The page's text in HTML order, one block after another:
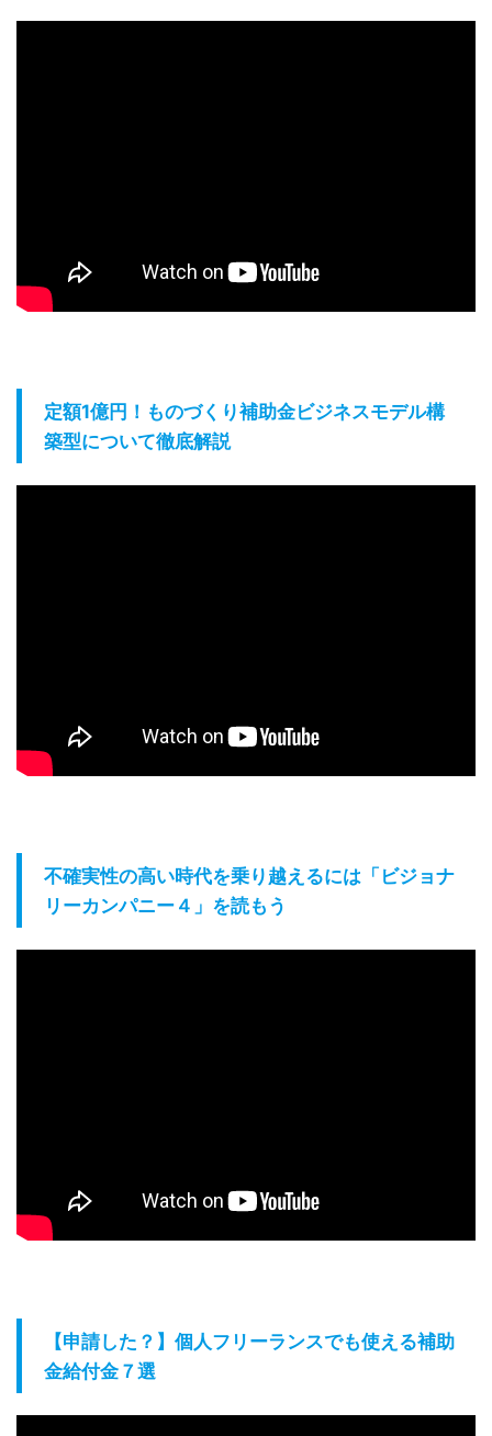
定額1億円！ものづくり補助金ビジネスモデル構
築型について徹底解説
不確実性の高い時代を乗り越えるには「ビジョナ
リーカンパニー４」を読もう
【申請した？】個人フリーランスでも使える補助
金給付金７選